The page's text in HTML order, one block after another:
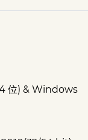
位) & Windows